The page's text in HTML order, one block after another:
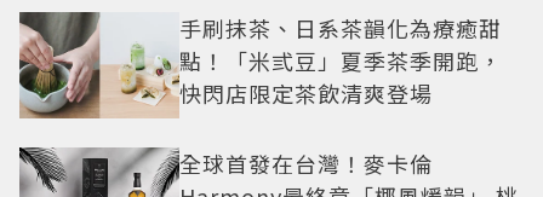
手刷抹茶、日系茶韻化為療癒甜
點！「米弎豆」夏季茶季開跑，
快閃店限定茶飲清爽登場
全球首發在台灣！麥卡倫